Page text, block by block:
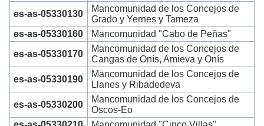
es-as-05330130
Mancomunidad de los Concejos de
Grado y Yernes y Tameza
es-as-05330160
Mancomunidad "Cabo de Peñas"
es-as-05330170
Mancomunidad de los Concejos de
Cangas de Onís, Amieva y Onís
es-as-05330190
Mancomunidad de los Concejos de
Llanes y Ribadedeva
es-as-05330200
Mancomunidad de los Concejos de
Oscos-Eo